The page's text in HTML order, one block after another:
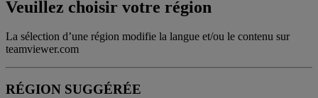
Veuillez choisir votre région
La sélection d’une région modifie la langue et/ou le contenu sur
teamviewer.com
RÉGION SUGGÉRÉE